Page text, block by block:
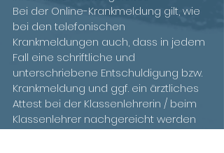
Bei der Online-Krankmeldung gilt, wie
bei den telefonischen
Krankmeldungen auch, dass in jedem
Fall eine schriftliche und
unterschriebene Entschuldigung bzw.
Krankmeldung und ggf. ein ärztliches
Attest bei der Klassenlehrerin / beim
Klassenlehrer nachgereicht werden